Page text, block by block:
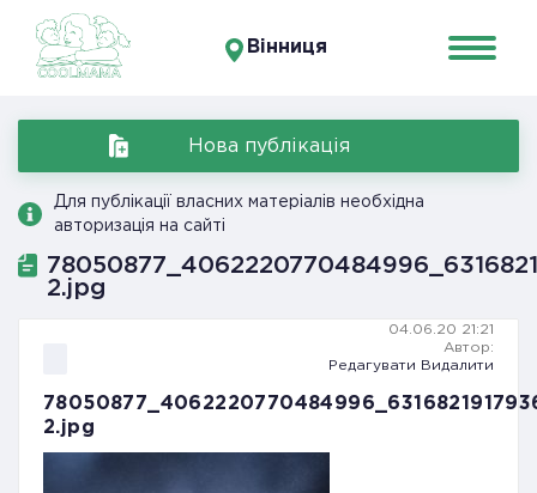
Вінниця
Нова публікація
Для публікації власних матеріалів необхідна
авторизація на сайті
2.jpg
04.06.20 21:21
Автор:
Редагувати
Видалити
2.jpg